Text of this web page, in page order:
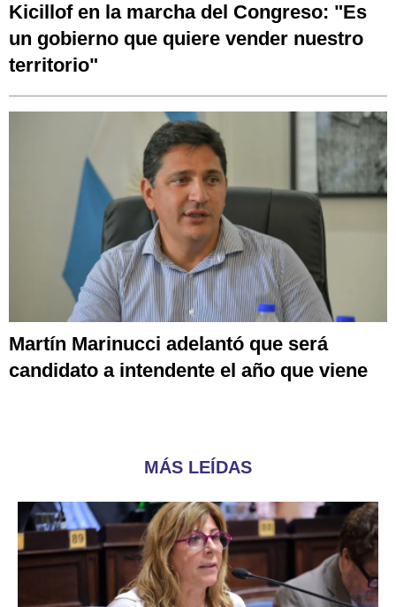
Kicillof en la marcha del Congreso: "Es
un gobierno que quiere vender nuestro
territorio"
Martín Marinucci adelantó que será
candidato a intendente el año que viene
MÁS LEÍDAS